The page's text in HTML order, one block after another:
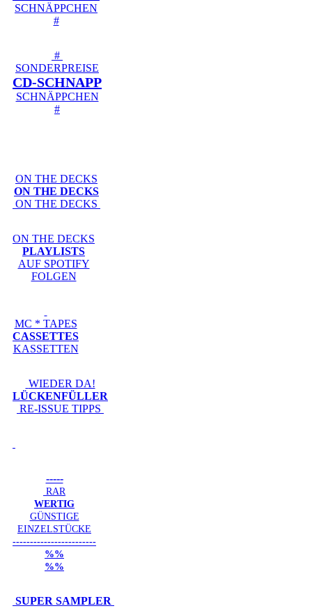
SCHNÄPPCHEN
#
#
SONDERPREISE
CD-SCHNAPP
SCHNÄPPCHEN
#
ON THE DECKS
ON THE DECKS
ON THE DECKS
ON THE DECKS
PLAYLISTS
AUF SPOTIFY
FOLGEN
MC * TAPES
CASSETTES
KASSETTEN
WIEDER DA!
LÜCKENFÜLLER
RE-ISSUE TIPPS
-----
RAR
WERTIG
GÜNSTIGE
EINZELSTÜCKE
------------------------
%%
%%
SUPER SAMPLER